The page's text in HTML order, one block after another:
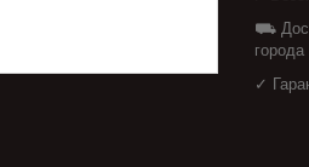
⛟
города
✓